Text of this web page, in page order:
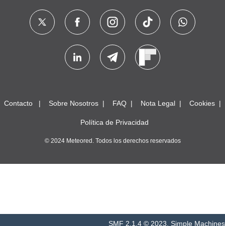
Contacto Sobre Nosotros FAQ Nota Legal Cookies
Política de Privacidad
© 2024 Meteored. Todos los derechos reservados
SMF 2.1.4 © 2023, Simple Machines